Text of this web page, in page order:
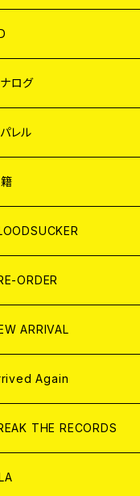
ログ
レル
ZINE
集 (PHOTOBOOK)
ログ
レル
CONTENTS
ORDER
ARRIVAL
ログ
Again
ログ
THE RECORDS